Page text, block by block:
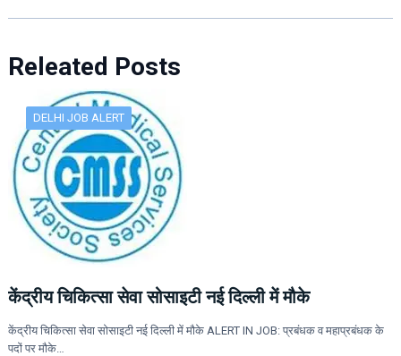
Releated Posts
DELHI JOB ALERT
केंद्रीय चिकित्सा सेवा सोसाइटी नई दिल्ली में मौके
केंद्रीय चिकित्सा सेवा सोसाइटी नई दिल्ली में मौके ALERT IN JOB: प्रबंधक व महाप्रबंधक के
पदों पर मौके…